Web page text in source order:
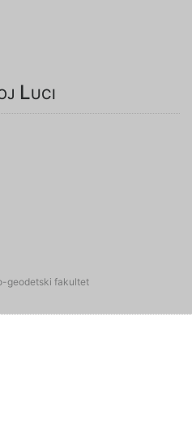
Luci
geodetski fakultet